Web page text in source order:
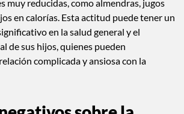
muy reducidas, como almendras, jugos
en calorías. Esta actitud puede tener un
en la salud general y el
de sus hijos, quienes pueden
complicada y ansiosa con la